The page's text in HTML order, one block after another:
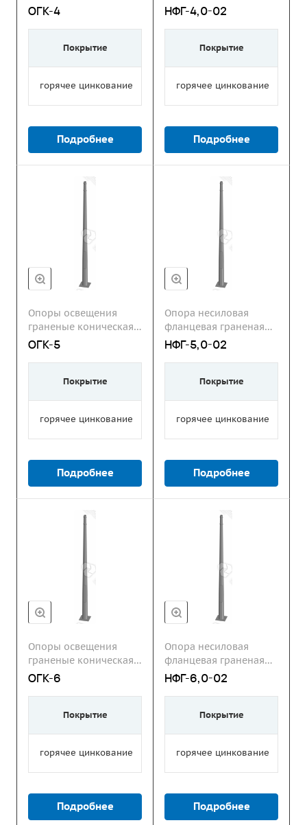
ОГК
ОГК-4
Покрытие
горячее цинкование
Подробнее
НФГ
НФГ-4,0-02
Покрытие
горячее цинкование
Подробнее
Опоры освещения
граненые коническая
ОГК
ОГК-5
Покрытие
горячее цинкование
Подробнее
Опора несиловая
фланцевая граненая
НФГ
НФГ-5,0-02
Покрытие
горячее цинкование
Подробнее
Опоры освещения
граненые коническая
ОГК
ОГК-6
Покрытие
горячее цинкование
Подробнее
Опора несиловая
фланцевая граненая
НФГ
НФГ-6,0-02
Покрытие
горячее цинкование
Подробнее